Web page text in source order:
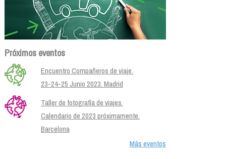
Próximos eventos
Encuentro Compañeros de viaje.
23-24-25 Junio 2023. Madrid
Taller de fotografía de viajes.
Calendario de 2023 próximamente.
Barcelona
Más eventos